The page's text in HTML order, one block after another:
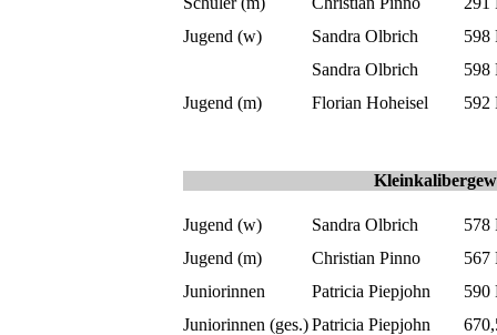
Jugend (w)
Sandra Olbrich
598
Sandra Olbrich
598
Jugend (m)
Florian Hoheisel 592
Jugend (w) Sandra Olbrich
578
Jugend (m)
Christian Pinno
567
Juniorinnen
Patricia Piepjohn
590
Juniorinnen (ges.) Patricia Piepjohn